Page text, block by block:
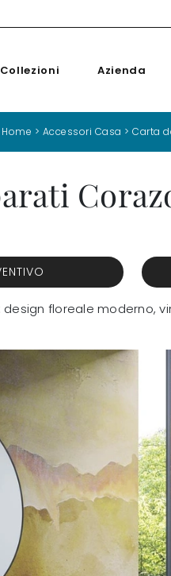
Collezioni Azienda
Home > Accessori Casa >Carta
floreale moderno,